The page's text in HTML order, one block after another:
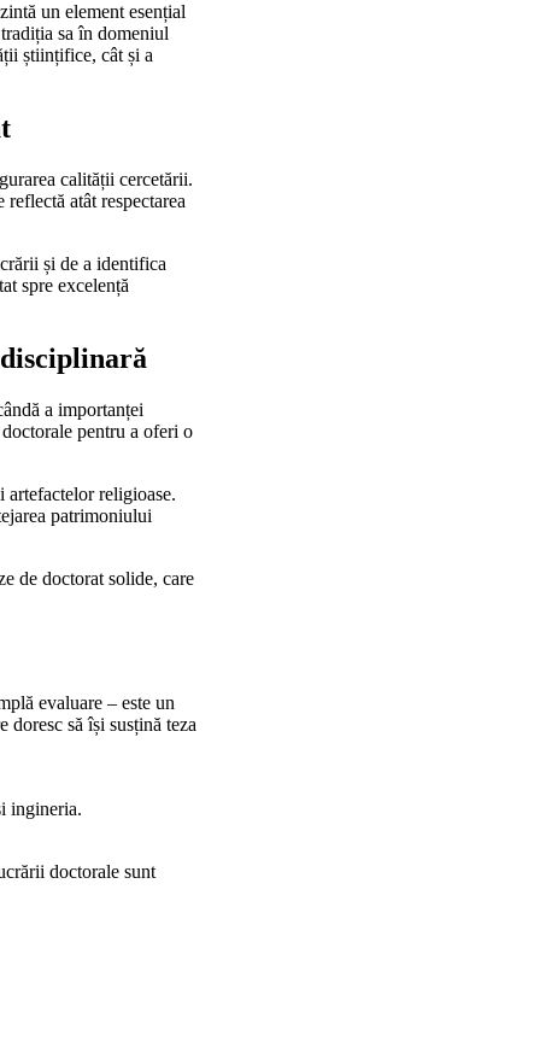
un element esențial
sa în domeniul
științifice, cât și a
calității cercetării.
atât respectarea
și de a identifica
spre excelență
a importanței
pentru a oferi o
religioase.
patrimoniului
de doctorat solide, care
evaluare – este un
să își susțină teza
ingineria.
doctorale sunt